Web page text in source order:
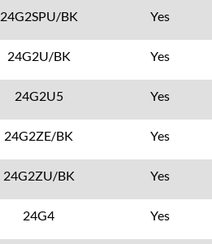
24G2SPU/BK Yes
24G2U/BK Yes
24G2U5 Yes
24G2ZE/BK Yes
24G2ZU/BK Yes
24G4 Yes